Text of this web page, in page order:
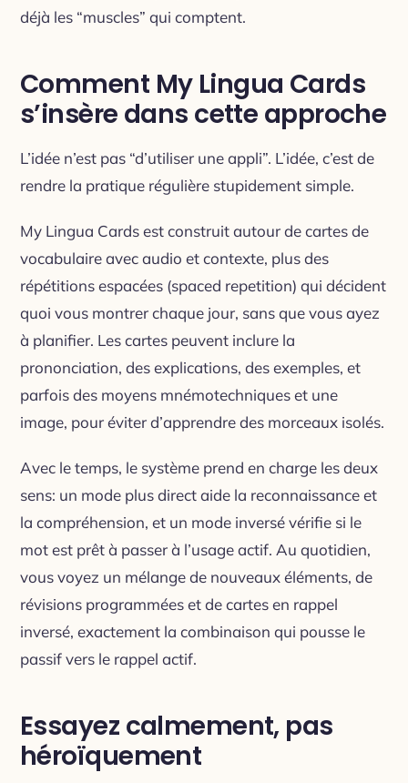
déjà les “muscles” qui comptent.
Comment My Lingua Cards
s’insère dans cette approche
L’idée n’est pas “d’utiliser une appli”. L’idée, c’est de
rendre la pratique régulière stupidement simple.
My Lingua Cards est construit autour de cartes de
vocabulaire avec audio et contexte, plus des
répétitions espacées (spaced repetition) qui décident
quoi vous montrer chaque jour, sans que vous ayez
à planifier. Les cartes peuvent inclure la
prononciation, des explications, des exemples, et
parfois des moyens mnémotechniques et une
image, pour éviter d’apprendre des morceaux isolés.
Avec le temps, le système prend en charge les deux
sens: un mode plus direct aide la reconnaissance et
la compréhension, et un mode inversé vérifie si le
mot est prêt à passer à l’usage actif. Au quotidien,
vous voyez un mélange de nouveaux éléments, de
révisions programmées et de cartes en rappel
inversé, exactement la combinaison qui pousse le
passif vers le rappel actif.
Essayez calmement, pas
héroïquement